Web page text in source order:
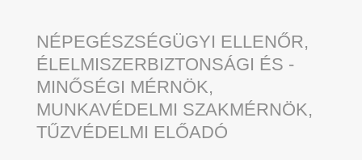
NÉPEGÉSZSÉGÜGYI ELLENŐR,
ÉLELMISZERBIZTONSÁGI ÉS -
MINŐSÉGI MÉRNÖK,
MUNKAVÉDELMI SZAKMÉRNÖK,
TŰZVÉDELMI ELŐADÓ